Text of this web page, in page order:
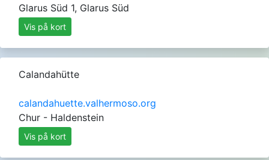
Glarus Süd 1, Glarus Süd
Vis på kort
Calandahütte
calandahuette.valhermoso.org
Chur - Haldenstein
Vis på kort